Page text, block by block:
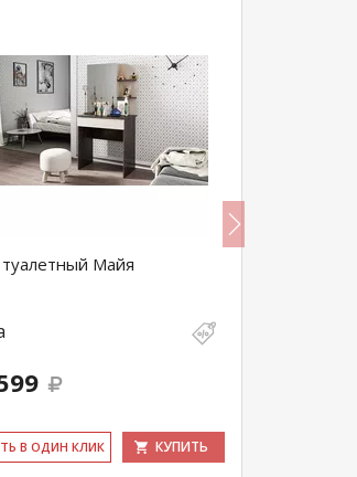
Майя
В ОДИН КЛИК КУПИТЬ